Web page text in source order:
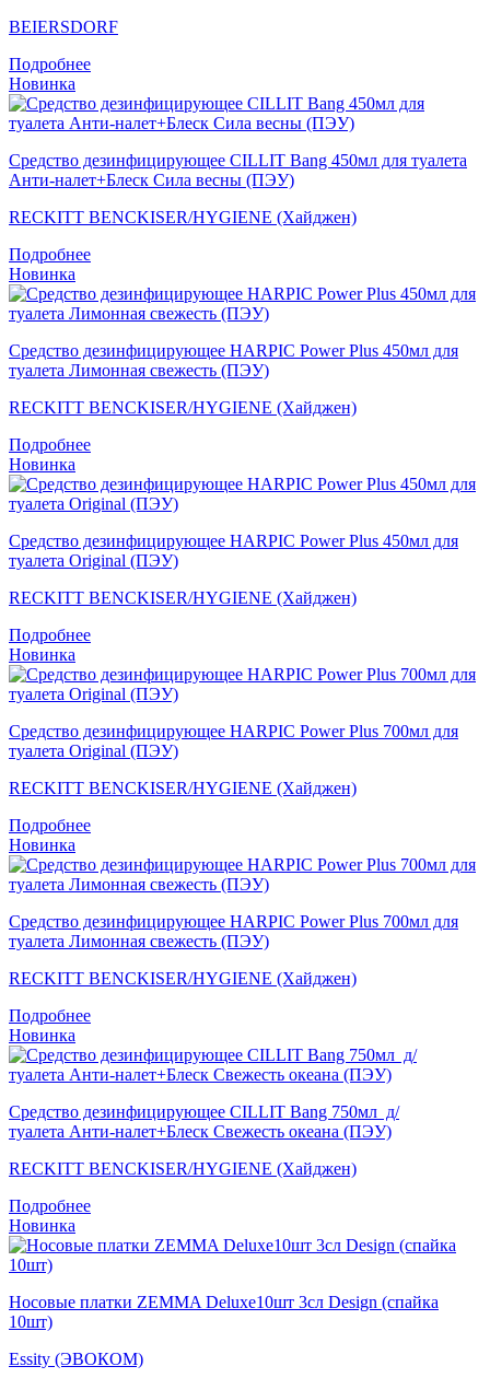
BEIERSDORF
Подробнее
Новинка
Средство дезинфицирующее CILLIT Bang 450мл для туалета
Анти-налет+Блеск Сила весны (ПЭУ)
RECKITT BENCKISER/HYGIENE (Хайджен)
Подробнее
Новинка
Средство дезинфицирующее HARPIC Power Plus 450мл для
туалета Лимонная свежесть (ПЭУ)
RECKITT BENCKISER/HYGIENE (Хайджен)
Подробнее
Новинка
Средство дезинфицирующее HARPIC Power Plus 450мл для
туалета Original (ПЭУ)
RECKITT BENCKISER/HYGIENE (Хайджен)
Подробнее
Новинка
Средство дезинфицирующее HARPIC Power Plus 700мл для
туалета Original (ПЭУ)
RECKITT BENCKISER/HYGIENE (Хайджен)
Подробнее
Новинка
Средство дезинфицирующее HARPIC Power Plus 700мл для
туалета Лимонная свежесть (ПЭУ)
RECKITT BENCKISER/HYGIENE (Хайджен)
Подробнее
Новинка
Средство дезинфицирующее CILLIT Bang 750мл д/
туалета Анти-налет+Блеск Свежесть океана (ПЭУ)
RECKITT BENCKISER/HYGIENE (Хайджен)
Подробнее
Новинка
Носовые платки ZEMMA Deluxe10шт 3сл Design (спайка
10шт)
Essity (ЭВОКОМ)